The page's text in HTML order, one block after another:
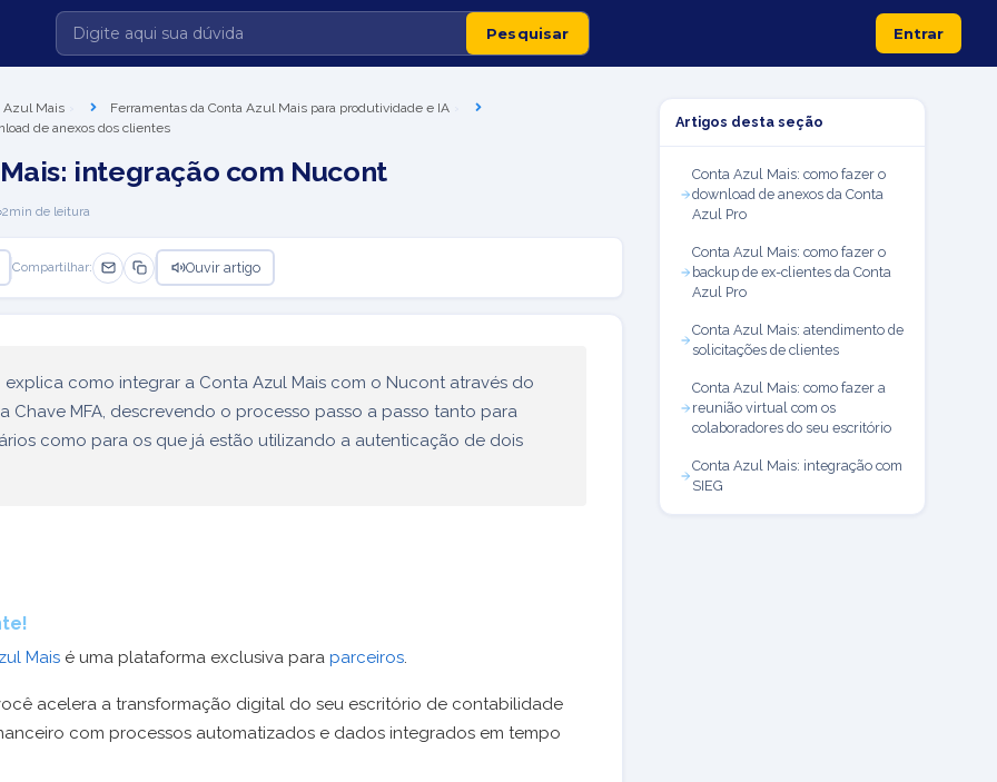
Entrar
Azul Mais
Ferramentas da Conta Azul Mais para produtividade e IA
de anexos dos clientes
integração com Nucont
2min de leitura
Compartilhar: Ouvir artigo
explica como integrar a Conta Azul Mais com o Nucont através do
Chave MFA, descrevendo o processo passo a passo tanto para
como para os que já estão utilizando a autenticação de dois
Mais é uma plataforma exclusiva para parceiros.
acelera a transformação digital do seu escritório de contabilidade
com processos automatizados e dados integrados em tempo
Artigos desta seção
Conta Azul Mais: como fazer o
download de anexos da Conta
Azul Pro
Conta Azul Mais: como fazer o
backup de ex-clientes da Conta
Azul Pro
Conta Azul Mais: atendimento de
solicitações de clientes
Conta Azul Mais: como fazer a
reunião virtual com os
colaboradores do seu escritório
Conta Azul Mais: integração com
SIEG